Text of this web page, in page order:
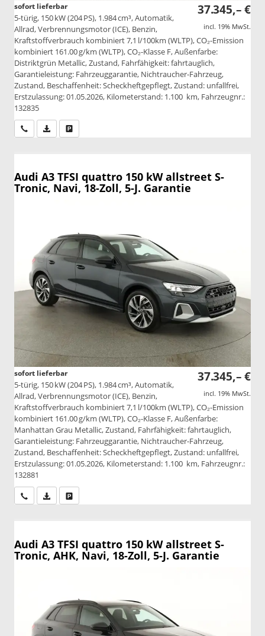
37.345,– €
incl. 19% MwSt.
sofort lieferbar
5-türig, 150 kW (204 PS), 1.984 cm³, Automatik,
Allrad, Verbrennungsmotor (ICE), Benzin,
Kraftstoffverbrauch kombiniert 7,1 l/100km (WLTP), CO₂-Emission
kombiniert 161.00 g/km (WLTP), CO₂-Klasse F, Außenfarbe:
Distriktgrün Metallic, Zustand, Fahrfähigkeit: fahrtauglich,
Garantieleistung: Fahrzeuggarantie, Nichtraucher-Fahrzeug,
Zustand, Beschaffenheit: Scheckheftgepflegt, Zustand: unfallfrei,
Erstzulassung: 01.05.2026, Kilometerstand: 1.100 km, Fahrzeugnr.:
132835
Wir rufen Sie anPDF-Datei, Fahrzeugexposé drucken
Audi A3 TFSI quattro 150 kW allstreet S-
Tronic, Navi, 18-Zoll, 5-J. Garantie
37.345,– €
incl. 19% MwSt.
sofort lieferbar
5-türig, 150 kW (204 PS), 1.984 cm³, Automatik,
Allrad, Verbrennungsmotor (ICE), Benzin,
Kraftstoffverbrauch kombiniert 7,1 l/100km (WLTP), CO₂-Emission
kombiniert 161.00 g/km (WLTP), CO₂-Klasse F, Außenfarbe:
Manhattan Grau Metallic, Zustand, Fahrfähigkeit: fahrtauglich,
Garantieleistung: Fahrzeuggarantie, Nichtraucher-Fahrzeug,
Zustand, Beschaffenheit: Scheckheftgepflegt, Zustand: unfallfrei,
Erstzulassung: 01.05.2026, Kilometerstand: 1.100 km, Fahrzeugnr.:
132881
Wir rufen Sie anPDF-Datei, Fahrzeugexposé drucken
Audi A3 TFSI quattro 150 kW allstreet S-
Tronic, AHK, Navi, 18-Zoll, 5-J. Garantie